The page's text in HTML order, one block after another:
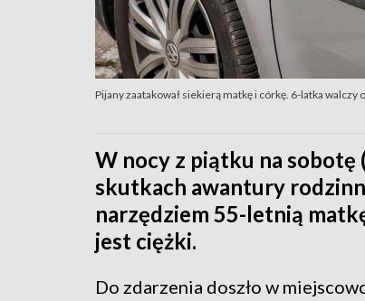
Pijany zaatakował siekierą matkę i córkę. 6-latka walczy
W nocy z piątku na sobotę
skutkach awantury
narzędziem 55-letnią
jest ciężki.
Do zdarzenia doszło w